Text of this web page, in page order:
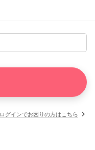
ログインでお困りの方はこちら